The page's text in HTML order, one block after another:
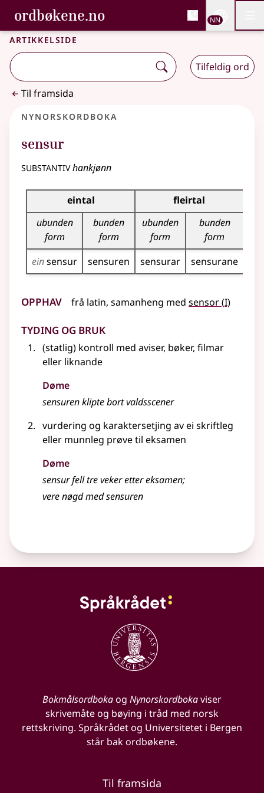
Gå til hovudinnhald
Tilgjenge
ordbøkene.no, Bokmålsordboka og
Bokmålsordboka og Nynorskordboka
NN
Artikkelside
Tilfeldig ord
Til framsida
Nynorskordboka
sensur
substantivhankjønn
Bøyningstabell for dette substantivet
eintal
fleirtal
ubunden
form
bunden
form
ubunden
form
bunden
form
einsensur sensuren sensurar sensurane
Opphav frå latin, samanheng med sensor(1
I)
Tyding og bruk
(statlig) kontroll med aviser, bøker, filmar
eller liknande
Døme
sensuren klipte bort valdsscener
vurdering og karaktersetjing av ei skriftleg
eller munnleg prøve til eksamen
Døme
sensur fell tre veker etter eksamen;
vere nøgd med sensuren
Bokmålsordbokaog Nynorskordbokaviser
skrivemåte og bøying i tråd med norsk
rettskriving. Språkrådet og Universitetet i Bergen
står bak ordbøkene.
Til framsida